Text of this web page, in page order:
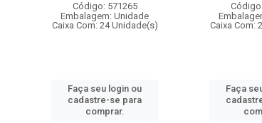
Código: 571265
Embalagem: Unidade
Caixa Com: 24 Unidade(s)
Faça seu login ou
cadastre-se para
comprar.
Caixa Com:
Faça